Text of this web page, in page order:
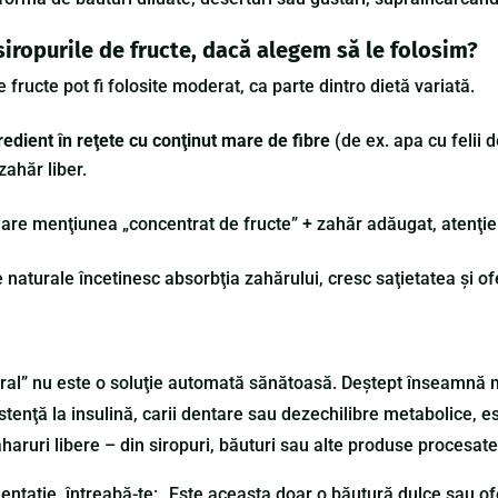
de fructe, dacă alegem să le folosim?
fructe pot fi folosite moderat, ca parte dintro dietă variată.
în reţete cu conţinut mare de fibre (de ex. apa cu felii
liber.
menţiunea „concentrat de fructe” + zahăr adăugat,
încetinesc absorbţia zahărului, cresc saţietatea şi
nu este o soluţie automată sănătoasă. Deştept
la insulină, carii dentare sau dezechilibre metabolice,
libere – din siropuri, băuturi sau alte produse